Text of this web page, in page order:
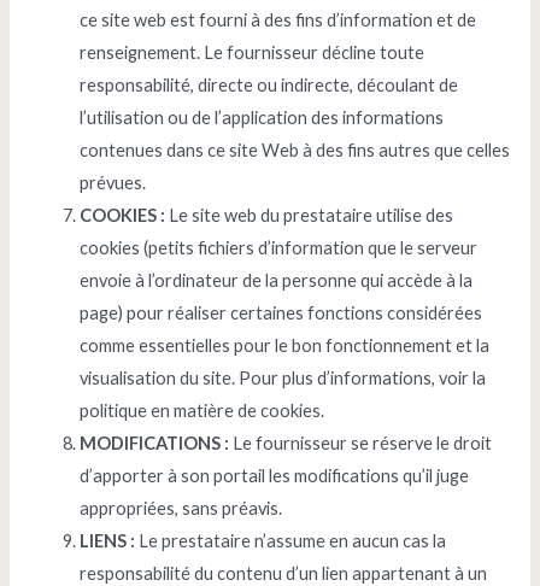
ce site web est fourni à des fins d’information et de
renseignement. Le fournisseur décline toute
responsabilité, directe ou indirecte, découlant de
l’utilisation ou de l’application des informations
contenues dans ce site Web à des fins autres que celles
prévues.
COOKIES : Le site web du prestataire utilise des
cookies (petits fichiers d’information que le serveur
envoie à l’ordinateur de la personne qui accède à la
page) pour réaliser certaines fonctions considérées
comme essentielles pour le bon fonctionnement et la
visualisation du site. Pour plus d’informations, voir la
politique en matière de cookies.
MODIFICATIONS : Le fournisseur se réserve le droit
d’apporter à son portail les modifications qu’il juge
appropriées, sans préavis.
LIENS : Le prestataire n’assume en aucun cas la
responsabilité du contenu d’un lien appartenant à un